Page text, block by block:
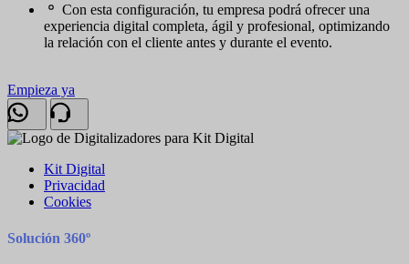
Con esta configuración, tu empresa podrá ofrecer una
experiencia digital completa, ágil y profesional, optimizando
la relación con el cliente antes y durante el evento.
Empieza ya
Kit Digital
Privacidad
Cookies
Solución 360º